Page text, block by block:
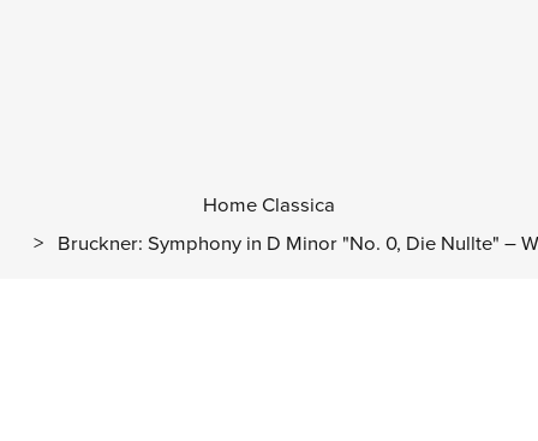
Home Classica
> Bruckner: Symphony in D Minor "No. 0, Die Nullte" –